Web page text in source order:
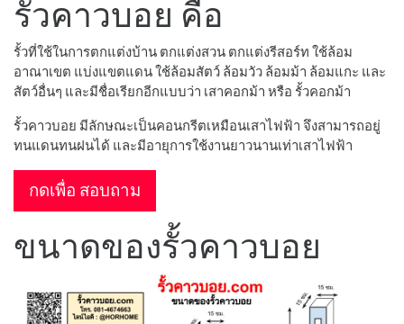
รั้วคาวบอย คือ
รั้วที่ใช้ในการตกแต่งบ้าน ตกแต่งสวน ตกแต่งรีสอร์ท ใช้ล้อม
อาณาเขต แบ่งแขตแดน ใช้ล้อมสัตว์ ล้อมวัว ล้อมม้า ล้อมแกะ และ
สัตว์อื่นๆ และมีชื่อเรียกอีกแบบว่า เสาคอกม้า หรือ รั้วคอกม้า
รั้วคาวบอย มีลักษณะเป็นคอนกรีตเหมือนเสาไฟฟ้า จึงสามารถอยู่
ทนแดนทนฝนได้ และมีอายุการใช้งานยาวนานเท่าเสาไฟฟ้า
กดเพื่อ สอบถาม
ขนาดของรั้วคาวบอย